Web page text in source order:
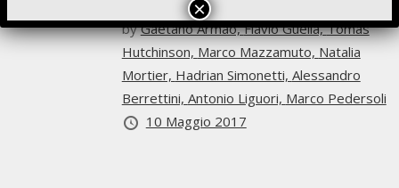
byGaetano Armao,Flavio Guella,Tomás
Hutchinson, Marco Mazzamuto, Natalia
Mortier, Hadrian Simonetti, Alessandro
Berrettini, Antonio Liguori, Marco Pedersoli
10 Maggio 2017